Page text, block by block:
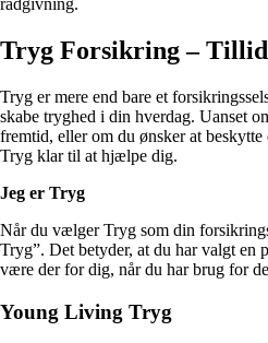
rådgivning.
Tryg Forsikring – Tillid
Tryg er mere end bare et
skabe tryghed i din hverdag. Uanset
fremtid, eller om du ønsker at
Tryg klar til at hjælpe dig.
Jeg er Tryg
Når du vælger Tryg som din
Tryg”. Det betyder, at du har valgt en
være der for dig, når du har brug for
Young Living Tryg